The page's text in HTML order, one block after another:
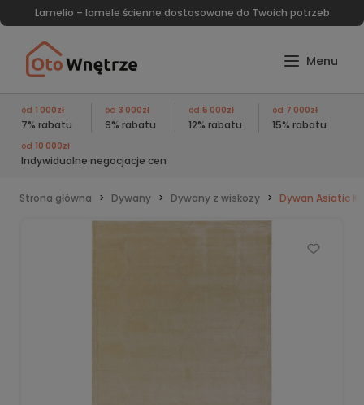
Lamelio – lamele ścienne dostosowane do Twoich potrzeb
od 1 000zł
7% rabatu
od 3 000zł
9% rabatu
od 5 000zł
12% rabatu
od 7 000zł
15% rabatu
od 10 000zł
Indywidualne negocjacje cen
Strona główna Dywany Dywany z wiskozy Dywan Asiatic